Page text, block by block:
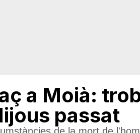
a Moià:
passat